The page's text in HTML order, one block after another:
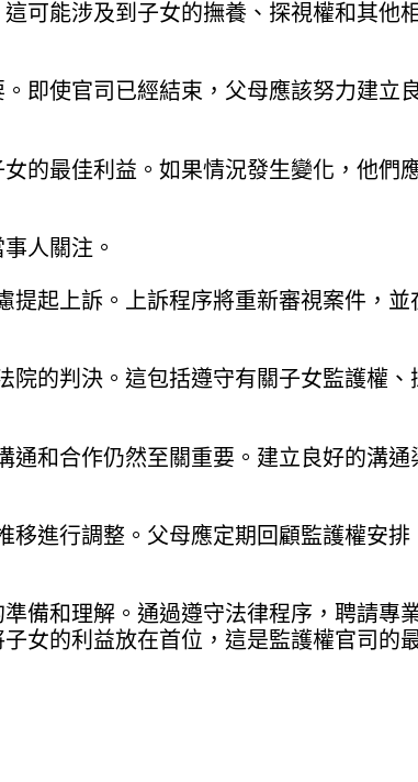
可能涉及到子女的撫養、探視權和其他
即使官司已經結束，父母應該努力建立
的最佳利益。如果情況發生變化，他們
人關注。
起上訴。上訴程序將重新審視案件，
的判決。這包括遵守有關子女監護權
和合作仍然至關重要。建立良好的溝
進行調整。父母應定期回顧監護權安
備和理解。通過遵守法律程序，聘請專
女的利益放在首位，這是監護權官司的